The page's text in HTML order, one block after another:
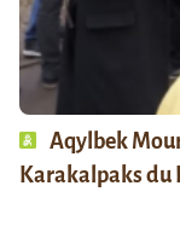
Aqylbek
Karakalpaks du